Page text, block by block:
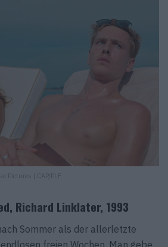
Pictures | CAP/PLF
Richard Linklater, 1993
Sommer als der allerletzte